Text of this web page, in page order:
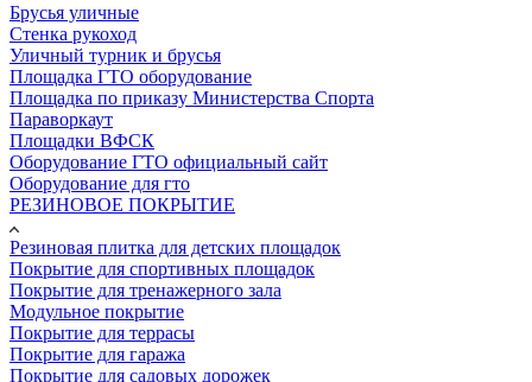
Брусья уличные
Стенка рукоход
Уличный турник и брусья
Площадка ГТО оборудование
Площадка по приказу Министерства Спорта
Параворкаут
Площадки ВФСК
Оборудование ГТО официальный сайт
Оборудование для гто
РЕЗИНОВОЕ ПОКРЫТИЕ
Резиновая плитка для детских площадок
Покрытие для спортивных площадок
Покрытие для тренажерного зала
Модульное покрытие
Покрытие для террасы
Покрытие для гаража
Покрытие для садовых дорожек